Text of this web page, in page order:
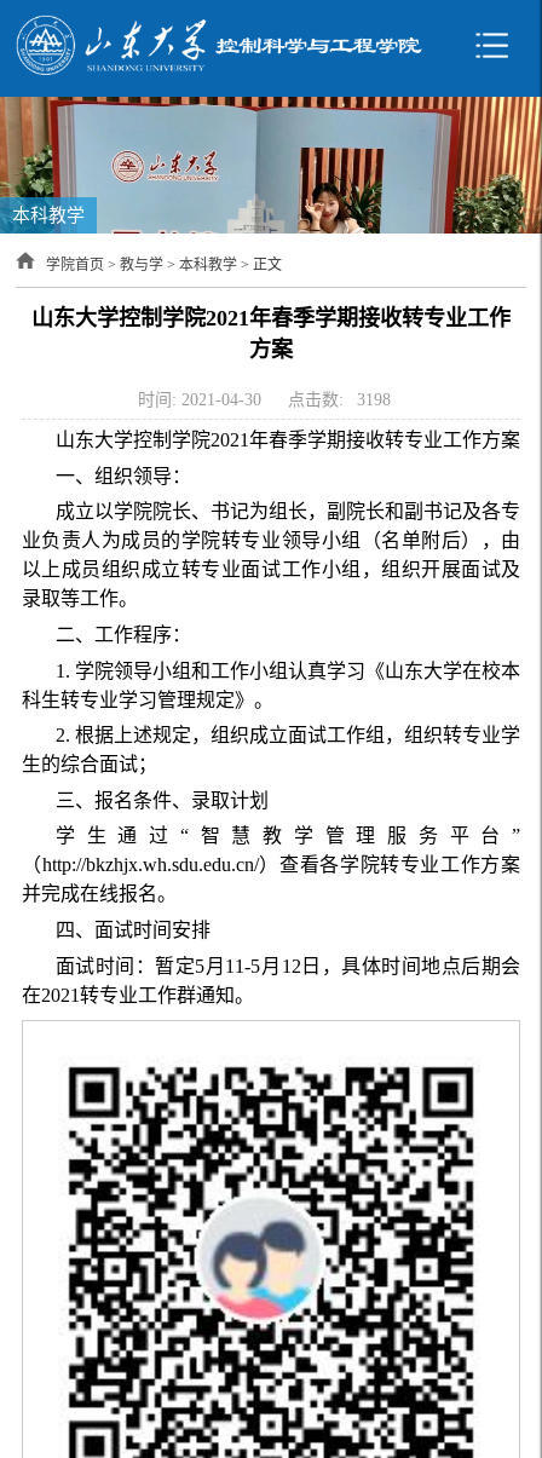
本科教学
学院首页 >教与学 >本科教学 > 正文
山东大学控制学院2021年春季学期接收转专业工作
方案
时间: 2021-04-30 点击数: 3198
山东大学控制学院2021年春季学期接收转专业工作方案
一、组织领导：
成立以学院院长、书记为组长，副院长和副书记及各专
业负责人为成员的学院转专业领导小组（名单附后），由
以上成员组织成立转专业面试工作小组，组织开展面试及
录取等工作。
二、工作程序：
1. 学院领导小组和工作小组认真学习《山东大学在校本
科生转专业学习管理规定》。
2. 根据上述规定，组织成立面试工作组，组织转专业学
生的综合面试；
三、报名条件、录取计划
学生通过“智慧教学管理服务平台”
（http://bkzhjx.wh.sdu.edu.cn/）查看各学院转专业工作方案
并完成在线报名。
四、面试时间安排
面试时间：暂定5月11-5月12日，具体时间地点后期会
在2021转专业工作群通知。